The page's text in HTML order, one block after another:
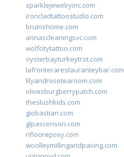
sparklejewelryinc.com
ironcladtattoostudio.com
bruinshome.com
annascleaningsvc.com
wolfcitytattoo.com
oysterbayturkeytrot.com
lafronterarestauranteybar.com
lilyandrosetearoom.com
olivesburgberrypatch.com
theslushkids.com
giobastian.com
glpascensori.com
rifloorepoxy.com
woolleymillingandpaving.com